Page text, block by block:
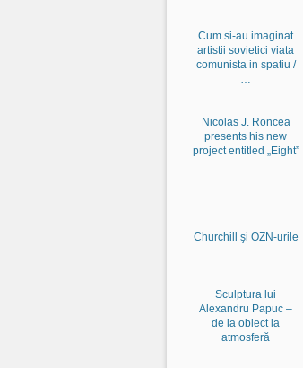
Cum si-au imaginat
artistii sovietici viata
comunista in spatiu /
Nicolas J. Roncea
presents his new
project entitled „Eight”
Churchill şi OZN-urile
Sculptura lui
Alexandru Papuc –
de la obiect la
atmosferă